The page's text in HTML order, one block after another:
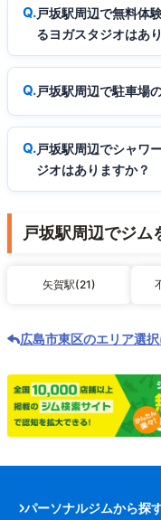
戸坂駅周辺で無料体
るヨガスタジオはあ
戸坂駅周辺で駐車場
戸坂駅周辺でシャワ
ジオはありますか？
戸坂駅周辺でジム
矢賀駅(21)
広島市東区のエリア選
パーソナルジムから探